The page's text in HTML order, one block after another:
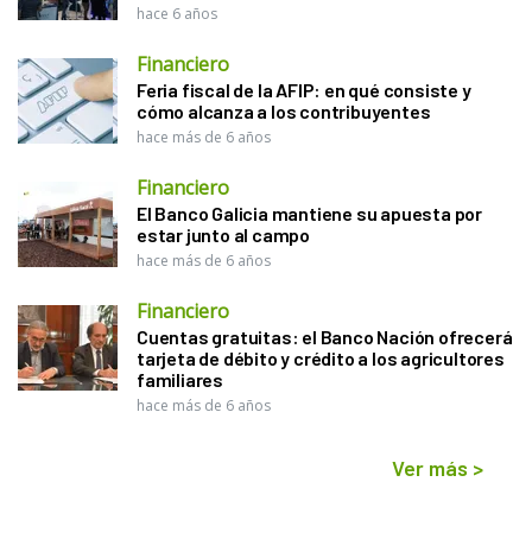
hace 6 años
Financiero
Feria fiscal de la AFIP: en qué consiste y
cómo alcanza a los contribuyentes
hace más de 6 años
Financiero
El Banco Galicia mantiene su apuesta por
estar junto al campo
hace más de 6 años
Financiero
Cuentas gratuitas: el Banco Nación ofrecerá
tarjeta de débito y crédito a los agricultores
familiares
hace más de 6 años
Ver más >